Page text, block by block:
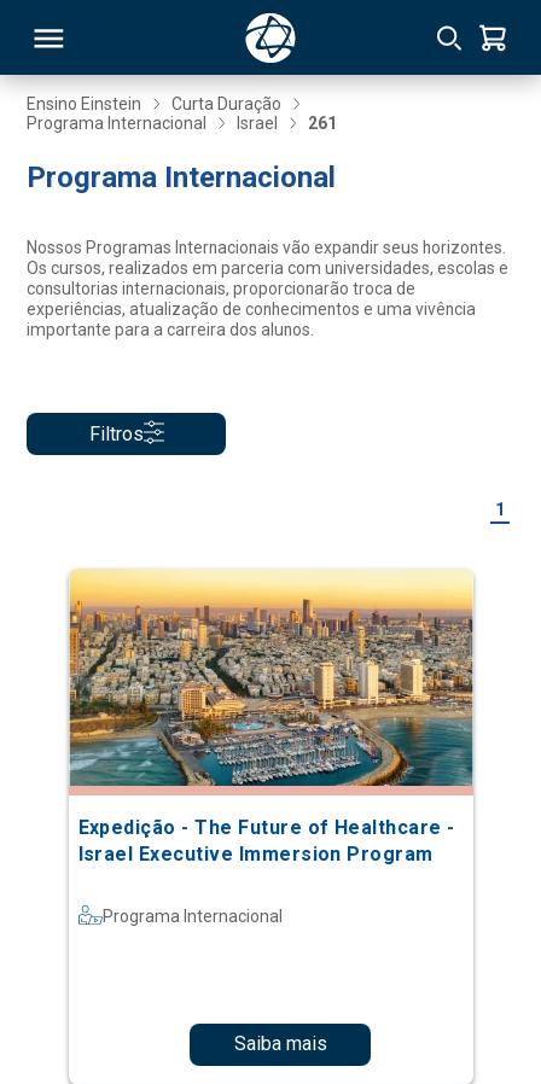
Ensino Einstein
Curta Duração
Programa Internacional
Israel 261
Programa Internacional
Nossos Programas Internacionais vão expandir seus horizontes.
Os cursos, realizados em parceria com universidades, escolas e
consultorias internacionais, proporcionarão troca de
experiências, atualização de conhecimentos e uma vivência
importante para a carreira dos alunos.
Filtros
1
Expedição - The Future of Healthcare -
Israel Executive Immersion Program
Programa Internacional
Saiba mais